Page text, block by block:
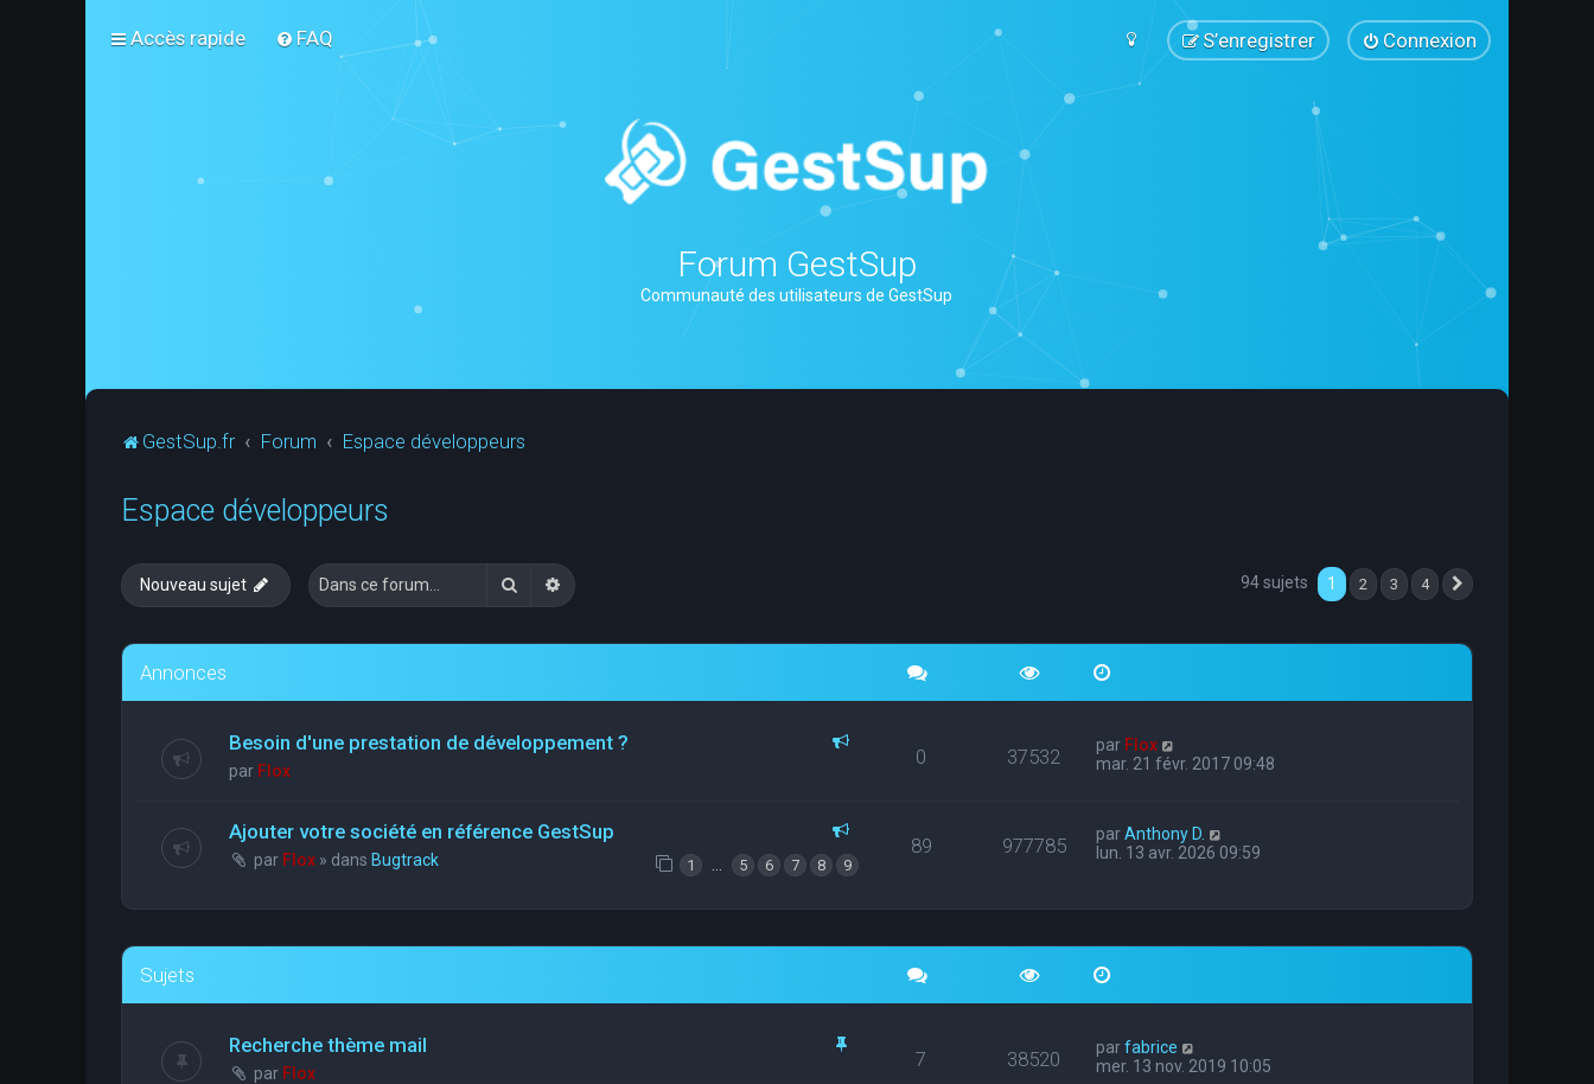
Accès rapide FAQ Connexion
S’enregistrer
Forum GestSup
Communauté des utilisateurs de GestSup
GestSup.fr Forum Espace développeurs
Espace développeurs
Nouveau sujet RechercherRecherche avancée 94 sujets 1 2 3 4
Annonces
Besoin d'une prestation de développement ?
par Flox
0 37532 par Flox
mar. 21 févr. 2017 09:48
Ajouter votre société en référence GestSup
par Flox » dans Bugtrack 1 5 6 7 8 9
89 977785 parAnthony D.
lun. 13 avr. 2026 09:59
Sujets
Recherche thème mail
par Flox
7 38520 parfabrice
mer. 13 nov. 2019 10:05